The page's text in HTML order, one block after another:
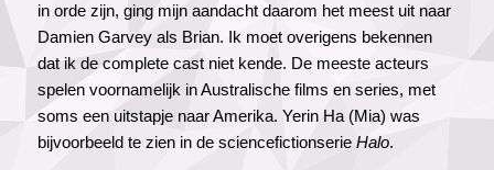
in orde zijn, ging mijn aandacht daarom het meest uit naar
Damien Garvey als Brian. Ik moet overigens bekennen
dat ik de complete cast niet kende. De meeste acteurs
spelen voornamelijk in Australische films en series, met
soms een uitstapje naar Amerika. Yerin Ha (Mia) was
bijvoorbeeld te zien in de sciencefictionserie Halo.